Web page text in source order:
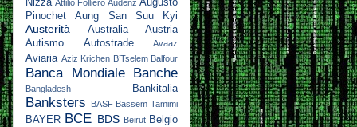
Attilio Folliero Audenz
Pinochet
Aung San Suu Kyi
Austerità Australia
Austria
Autismo
Autostrade Avaaz
Aviaria Aziz Krichen B’Tselem Balfour
Banca Mondiale Banche
Bangladesh Bankitalia
Banksters BASF Bassem Tamimi
BAYER BCE BDS Beirut Belgio